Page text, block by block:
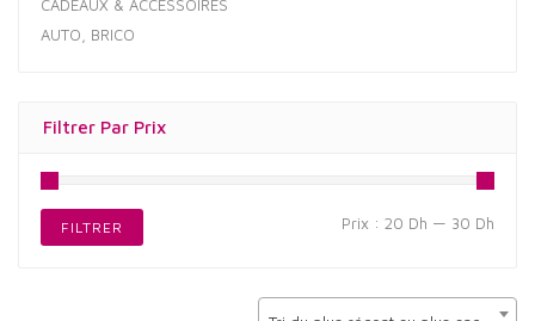
CADEAUX & ACCESSOIRES
AUTO, BRICO
Filtrer Par Prix
FILTRER Prix : 20 Dh — 30 Dh